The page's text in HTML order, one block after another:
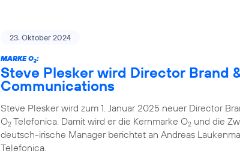
23. Oktober 2024
MARKE O2:
Steve Plesker wird Director Brand
Communications
Steve Plesker wird zum 1. Januar 2025 neuer Director
O2 Telefonica. Damit wird er die Kernmarke O2 und die
deutsch-irische Manager berichtet an Andreas
Telefonica.